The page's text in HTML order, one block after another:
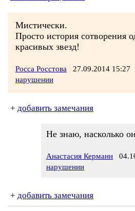
Мистически.
Просто история сотворения
красивых звезд!
Росса Росстова 27.09.2014 15:27
нарушении
+ добавить замечания
Не знаю, насколько
Анастасия Керманн
нарушении
+ добавить замечания